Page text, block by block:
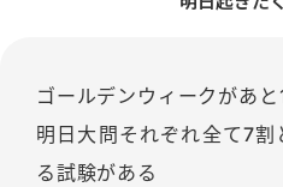
ゴールデンウィークがあ
明日大問それぞれ全て7
る試験がある